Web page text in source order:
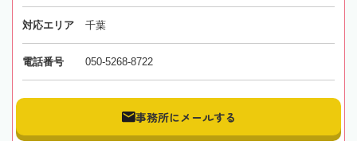
対応エリア 千葉
電話番号 050-5268-8722
事務所にメールする